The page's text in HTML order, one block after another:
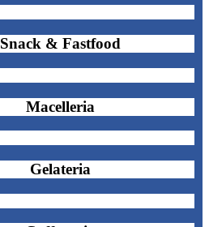
Snack & Fastfood
Macelleria
Gelateria